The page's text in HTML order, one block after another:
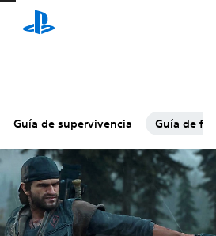
Guía de supervivencia Guía de